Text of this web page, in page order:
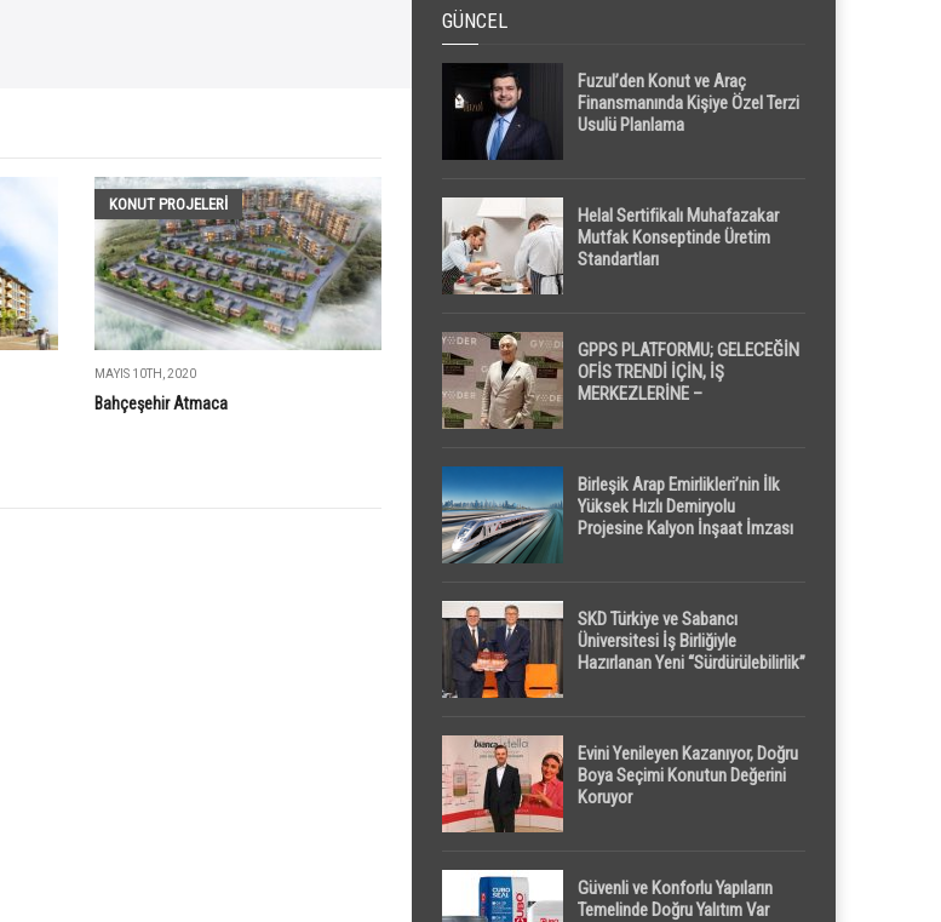
KONUT PROJELERI
MAYIS 10TH, 2020
Bahçeşehir Atmaca
GÜNCEL
Fuzul’den Konut ve Araç
Finansmanında Kişiye Özel Terzi
Usulü Planlama
Helal Sertifikalı Muhafazakar
Mutfak Konseptinde Üretim
Standartları
GPPS PLATFORMU; GELECEĞİN
OFİS TRENDİ İÇİN, İŞ
MERKEZLERİNE –
Birleşik Arap Emirlikleri’nin İlk
Yüksek Hızlı Demiryolu
Projesine Kalyon İnşaat İmzası
SKD Türkiye ve Sabancı
Üniversitesi İş Birliğiyle
Hazırlanan Yeni “Sürdürülebilirlik”
Evini Yenileyen Kazanıyor, Doğru
Boya Seçimi Konutun Değerini
Koruyor
Güvenli ve Konforlu Yapıların
Temelinde Doğru Yalıtım Var